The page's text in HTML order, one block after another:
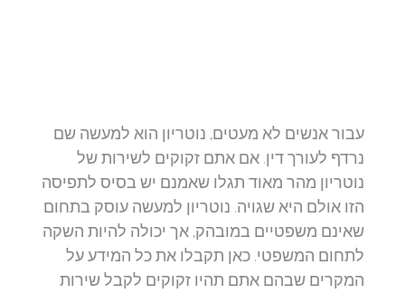
עבור אנשים לא מעטים, נוטריון הוא למעשה שם
נרדף לעורך דין. אם אתם זקוקים לשירות של
נוטריון מהר מאוד תגלו שאמנם יש בסיס לתפיסה
הזו אולם היא שגויה. נוטריון למעשה עוסק בתחום
שאינם משפטיים במובהק, אך יכולה להיות השקה
לתחום המשפטי. כאן תקבלו את כל המידע על
המקרים שבהם אתם תהיו זקוקים לקבל שירות